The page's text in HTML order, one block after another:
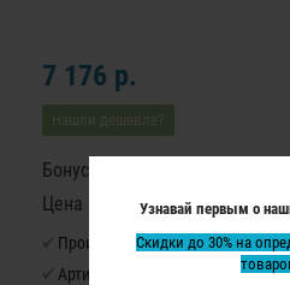
Узнавай первым о
Скидки до 30% на
7 176 р.
Нашли дешевле?
Бонусные баллы: 90
Цена в бонусных баллах: 6000
Производитель: Virutex
Артикул: